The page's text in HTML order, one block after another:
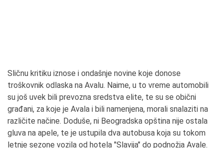
Sličnu kritiku iznose i ondašnje novine koje donose
troškovnik odlaska na Avalu. Naime, u to vreme automobili
su još uvek bili prevozna sredstva elite, te su se obični
građani, za koje je Avala i bili namenjena, morali snalaziti na
različite načine. Doduše, ni Beogradska opština nije ostala
gluva na apele, te je ustupila dva autobusa koja su tokom
letnje sezone vozila od hotela "Slavija" do podnožja Avale.